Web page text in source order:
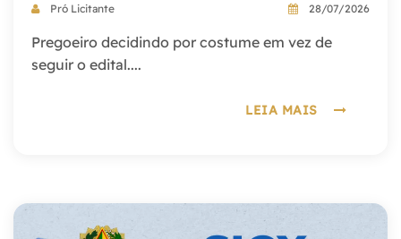
Pró Licitante 28/07/2026
Pregoeiro decidindo por costume em vez de
seguir o edital....
LEIA MAIS